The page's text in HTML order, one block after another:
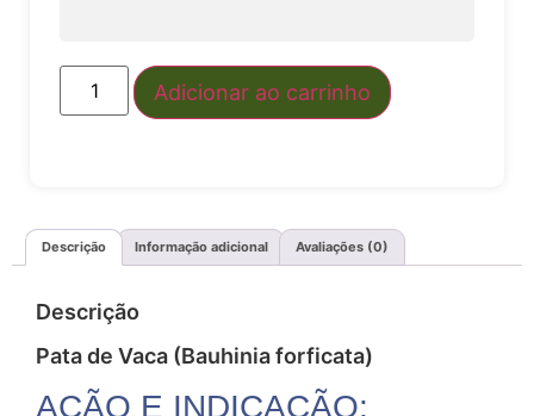
Adicionar ao carrinho
Descrição Informação adicional Avaliações (0)
Descrição
Pata de Vaca (Bauhinia forficata)
AÇÃO E INDICAÇÃO: